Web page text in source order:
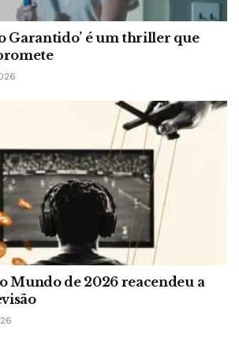
Garantido’ é um thriller que
Mundo de 2026 reacendeu a